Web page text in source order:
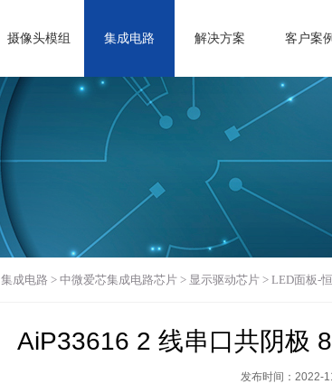
摄像头模组 集成电路 解决方案 客户案例
集成电路 > 中微爱芯集成电路芯片 > 显示驱动芯片 > LED面板-
AiP33616 2 线串口共阴极
发布时间：2022-